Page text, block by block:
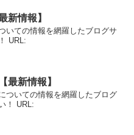
新情報】
いての情報を網羅したブログサ
URL:
最新情報】
ついての情報を網羅したブログ
！ URL: